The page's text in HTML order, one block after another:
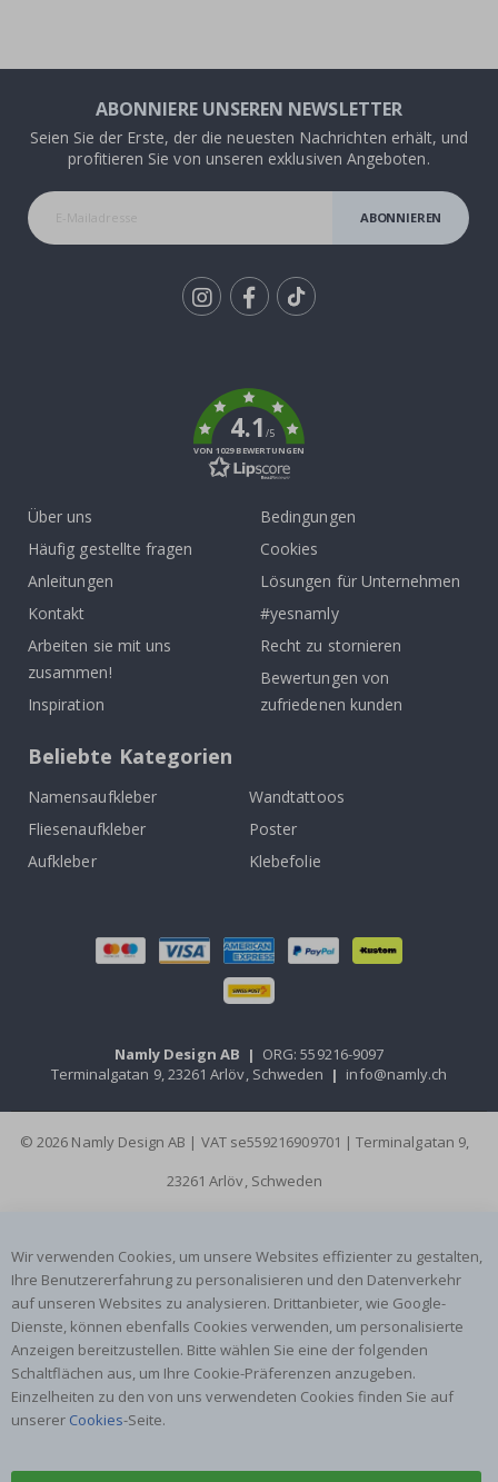
ABONNIERE UNSEREN NEWSLETTER
Seien Sie der Erste, der die neuesten Nachrichten erhält, und
profitieren Sie von unseren exklusiven Angeboten.
ABONNIEREN
4.1/5
VON 1029 BEWERTUNGEN
Über uns
Häufig gestellte fragen
Anleitungen
Kontakt
Arbeiten sie mit uns
zusammen!
Inspiration
Bedingungen
Cookies
Lösungen für Unternehmen
#yesnamly
Recht zu stornieren
Bewertungen von
zufriedenen kunden
Beliebte Kategorien
Namensaufkleber
Wandtattoos
Fliesenaufkleber
Poster
Aufkleber
Klebefolie
Namly Design AB | ORG: 559216-9097
Terminalgatan 9, 23261 Arlöv, Schweden | info@namly.ch
© 2026 Namly Design AB | VAT se559216909701 | Terminalgatan 9,
23261 Arlöv, Schweden
Wir verwenden Cookies, um unsere Websites effizienter zu gestalten,
Ihre Benutzererfahrung zu personalisieren und den Datenverkehr
auf unseren Websites zu analysieren. Drittanbieter, wie Google-
Dienste, können ebenfalls Cookies verwenden, um personalisierte
Anzeigen bereitzustellen. Bitte wählen Sie eine der folgenden
Schaltflächen aus, um Ihre Cookie-Präferenzen anzugeben.
Einzelheiten zu den von uns verwendeten Cookies finden Sie auf
unserer Cookies-Seite.